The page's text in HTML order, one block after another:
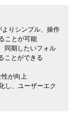
よりシンプル、操作
ことが可能
同期したいフォル
ことができる
性が向上
し、ユーザーエク